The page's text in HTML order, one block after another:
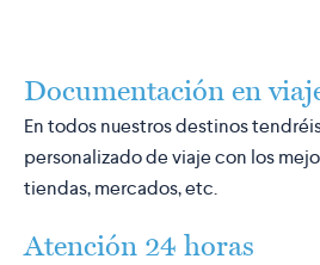
Documentación en
En todos nuestros destinos
personalizado de viaje con los
tiendas, mercados, etc.
Atención 24 horas